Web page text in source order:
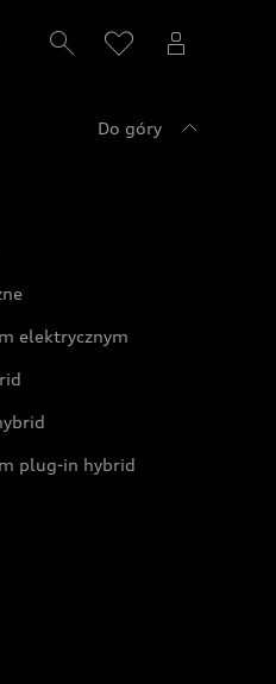
Do góry
elektrycznym
plug-in hybrid